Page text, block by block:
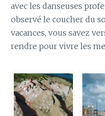
avec les danseuses
observé le coucher du
vacances, vous savez
rendre pour vivre les